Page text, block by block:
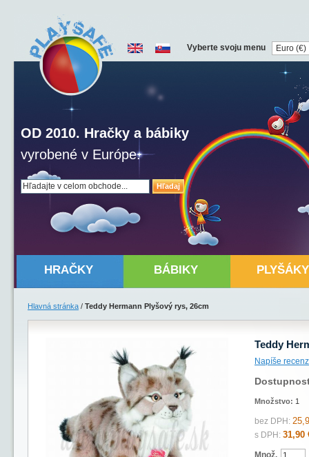
Hľadaj
OD 2010. Hračky a bábiky
vyrobené v Európe.
Vyberte svoju menu
HRAČKY BÁBIKY PLYŠÁKY
Hlavná stránka / Teddy Hermann Plyšový rys, 26cm
Teddy
Napíše
Množstvo: 1
bez DPH:
s DPH: 31,90
Množ.